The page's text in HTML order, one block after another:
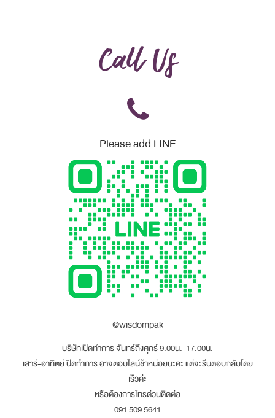
Call Us
Please add LINE
@wisdompak
บริษัทเปิดทำการ จันทร์ถึงศุกร์ 9.00น.-17.00น.
เสาร์-อาทิตย์ ปิดทำการ อาจตอบไลน์ช้าหน่อยนะคะ แต่จะรีบตอบกลับโดย
เร็วค่ะ
หรือต้องการโทรด่วนติดต่อ
091 509 5641